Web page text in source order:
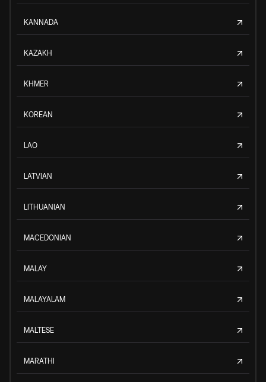
KANNADA
KAZAKH
KHMER
KOREAN
LAO
LATVIAN
LITHUANIAN
MACEDONIAN
MALAY
MALAYALAM
MALTESE
MARATHI